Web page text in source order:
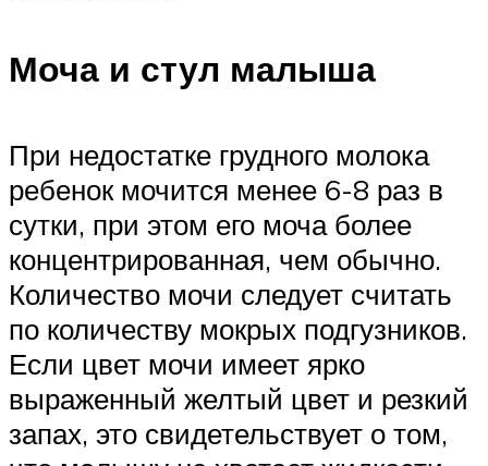
Моча и стул малыша
При недостатке грудного молока
ребенок мочится менее 6-8 раз в
сутки, при этом его моча более
концентрированная, чем обычно.
Количество мочи следует считать
по количеству мокрых подгузников.
Если цвет мочи имеет ярко
выраженный желтый цвет и резкий
запах, это свидетельствует о том,